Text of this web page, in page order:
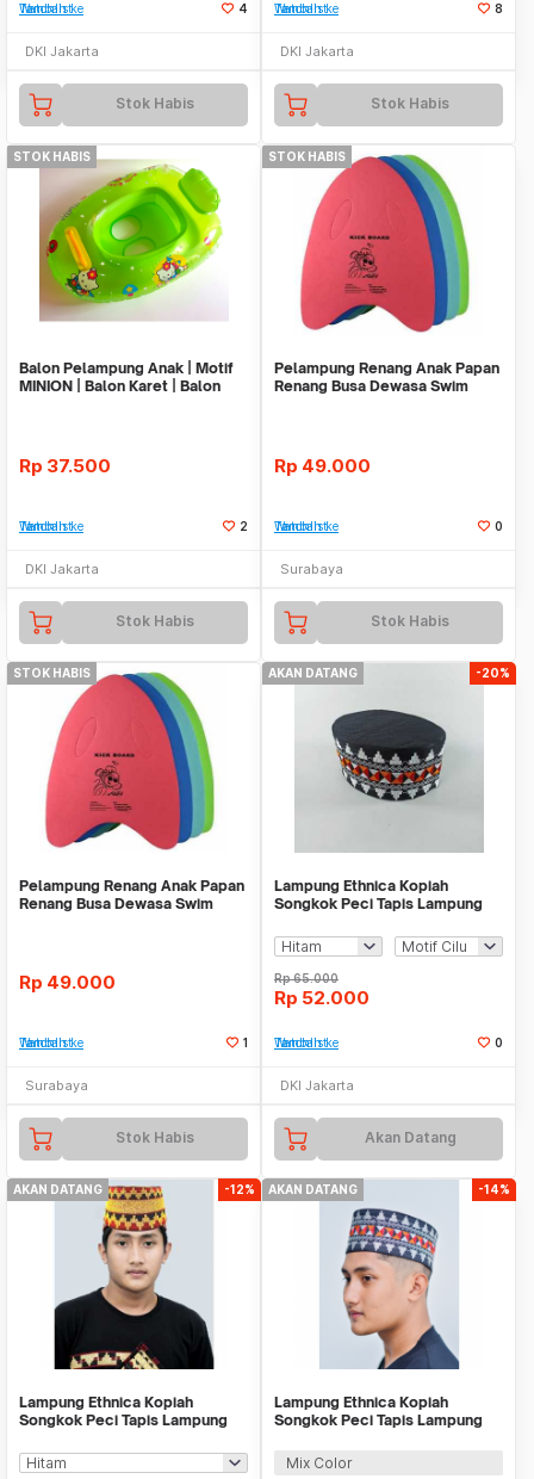
Tambah ke Watchlist 4
DKI Jakarta
Stok Habis
Tambah ke Watchlist 8
DKI Jakarta
Stok Habis
STOK HABIS
Balon Pelampung Anak | Motif
MINION | Balon Karet | Balon
Rp 37.500
Tambah ke Watchlist 2
DKI Jakarta
Stok Habis
STOK HABIS
Pelampung Renang Anak Papan
Renang Busa Dewasa Swim
Rp 49.000
Tambah ke Watchlist 0
Surabaya
Stok Habis
STOK HABIS
Pelampung Renang Anak Papan
Renang Busa Dewasa Swim
Rp 49.000
Tambah ke Watchlist 1
Surabaya
Stok Habis
AKAN DATANG -20%
Lampung Ethnica Kopiah
Songkok Peci Tapis Lampung
Rp65.000
Rp 52.000
Tambah ke Watchlist 0
DKI Jakarta
Akan Datang
AKAN DATANG -12%
Lampung Ethnica Kopiah
Songkok Peci Tapis Lampung
AKAN DATANG -14%
Lampung Ethnica Kopiah
Songkok Peci Tapis Lampung
Mix Color